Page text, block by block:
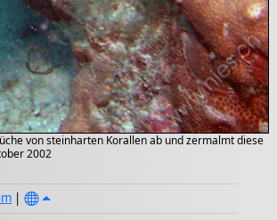
von steinharten Korallen ab und zermalmt diese
2002
|